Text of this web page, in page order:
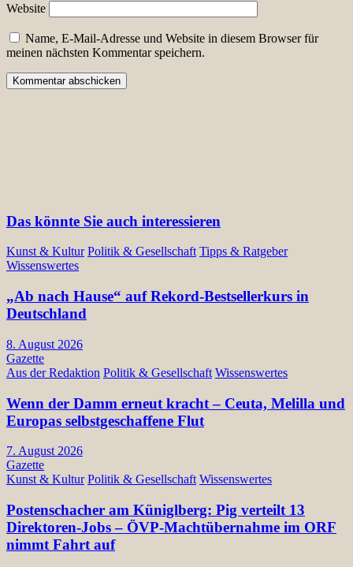
Website
Name, E-Mail-Adresse und Website in diesem Browser für
meinen nächsten Kommentar speichern.
Das könnte Sie auch interessieren
Kunst & Kultur Politik & Gesellschaft Tipps & Ratgeber
Wissenswertes
„Ab nach Hause“ auf Rekord-Bestsellerkurs in
Deutschland
8. August 2026
Gazette
Aus der Redaktion Politik & Gesellschaft Wissenswertes
Wenn der Damm erneut kracht – Ceuta, Melilla und
Europas selbstgeschaffene Flut
7. August 2026
Gazette
Kunst & Kultur Politik & Gesellschaft Wissenswertes
Postenschacher am Küniglberg: Pig verteilt 13
Direktoren-Jobs – ÖVP-Machtübernahme im ORF
nimmt Fahrt auf